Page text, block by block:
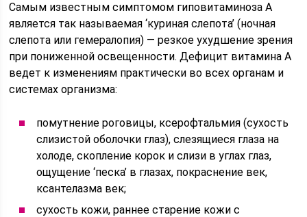
Самым известным симптомом гиповитаминоза А
является так называемая ‘куриная слепота’ (ночная
слепота или гемералопия) — резкое ухудшение зрения
при пониженной освещенности. Дефицит витамина А
ведет к изменениям практически во всех органам и
системах организма:
помутнение роговицы, ксерофтальмия (сухость
слизистой оболочки глаз), слезящиеся глаза на
холоде, скопление корок и слизи в углах глаз,
ощущение ‘песка’ в глазах, покраснение век,
ксантелазма век;
сухость кожи, раннее старение кожи с